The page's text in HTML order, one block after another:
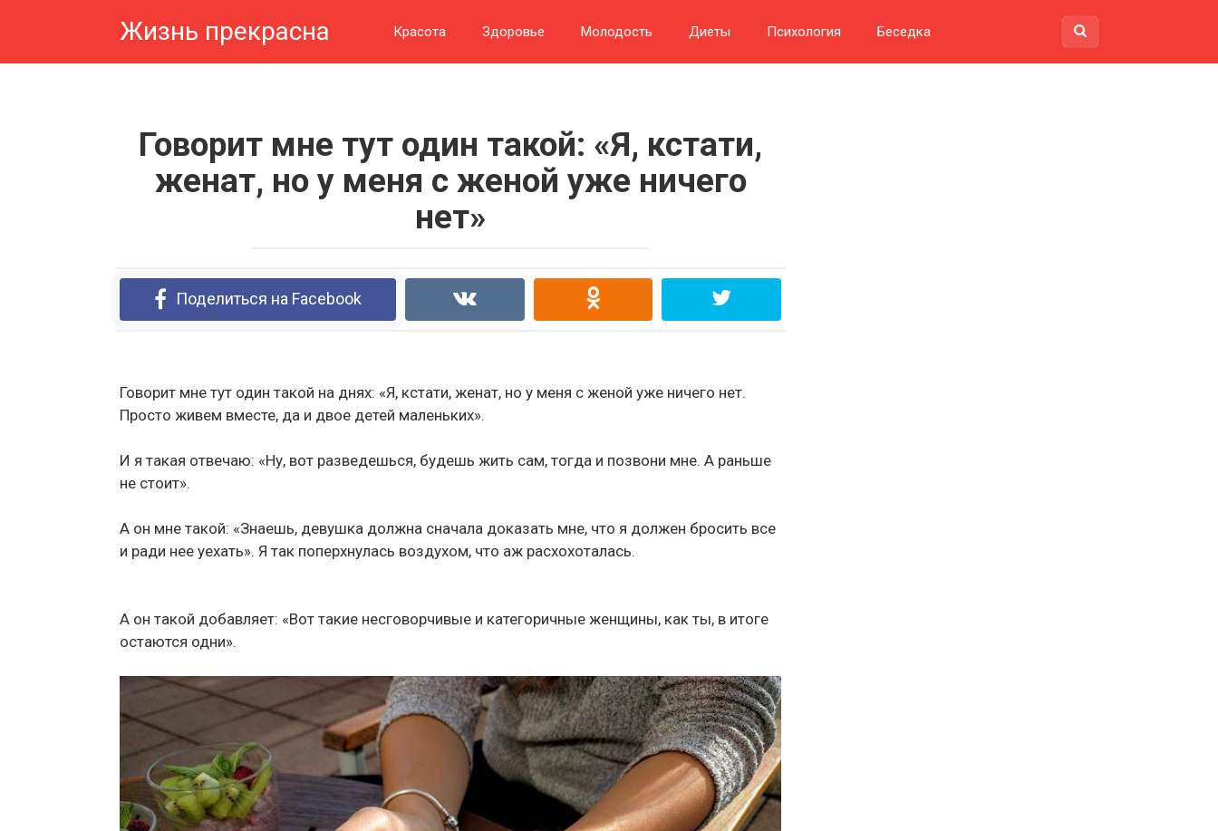
Жизнь прекрасна Красота Здоровье Молодость Диеты Психология Беседка
Говорит мне тут один такой: «Я, кстати,
женат, но у меня с женой уже ничего
нет»
Поделиться на Facebook
Говорит мне тут один такой на днях: «Я, кстати, женат, но у меня с женой уже ничего нет.
Просто живем вместе, да и двое детей маленьких».
И я такая отвечаю: «Ну, вот разведешься, будешь жить сам, тогда и позвони мне. А раньше
не стоит».
А он мне такой: «Знаешь, девушка должна сначала доказать мне, что я должен бросить все
и ради нее уехать». Я так поперхнулась воздухом, что аж расхохоталась.
А он такой добавляет: «Вот такие несговорчивые и категоричные женщины, как ты, в итоге
остаются одни».